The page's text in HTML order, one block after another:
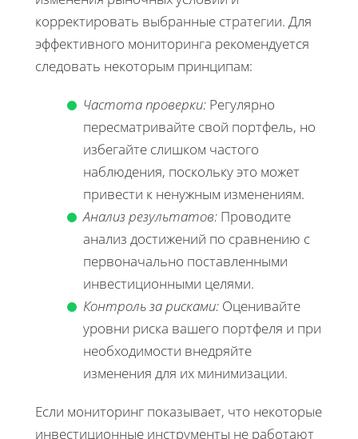
корректировать выбранные стратегии. Для
эффективного мониторинга рекомендуется
следовать некоторым принципам:
Частота проверки: Регулярно
пересматривайте свой портфель, но
избегайте слишком частого
наблюдения, поскольку это может
привести к ненужным изменениям.
Анализ результатов: Проводите
анализ достижений по сравнению с
первоначально поставленными
инвестиционными целями.
Контроль за рисками: Оценивайте
уровни риска вашего портфеля и при
необходимости внедряйте
изменения для их минимизации.
Если мониторинг показывает, что некоторые
инвестиционные инструменты не работают